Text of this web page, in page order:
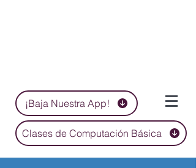
¡Baja Nuestra App!
Clases de Computación Básica